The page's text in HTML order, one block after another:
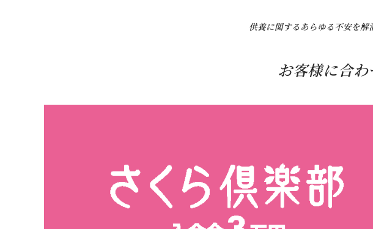
供養に関するあらゆる不安を解
お客様に合